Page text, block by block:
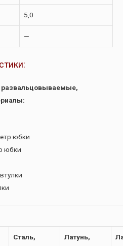
5,0
—
развальцовываемые,
юбки
юбки
Сталь,
Латунь,